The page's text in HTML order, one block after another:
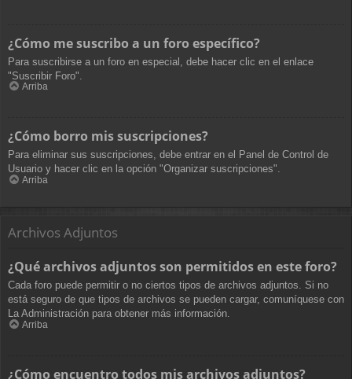
¿Cómo me suscribo a un foro específico?
Para suscribirse a un foro en especial, debe hacer clic en el enlace
"Suscribir Foro".
Arriba
¿Cómo borro mis suscripciones?
Para eliminar sus suscripciones, debe entrar en el Panel de Control de
Usuario y hacer clic en la opción "Organizar suscripciones".
Arriba
Archivos Adjuntos
¿Qué archivos adjuntos son permitidos en este foro?
Cada foro puede permitir o no ciertos tipos de archivos adjuntos. Si no
está seguro de que tipos de archivos se pueden cargar, comuníquese con
La Administración para obtener más información.
Arriba
¿Cómo encuentro todos mis archivos adjuntos?